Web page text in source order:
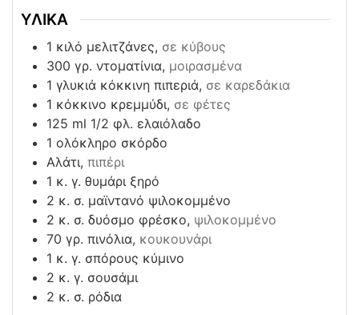
ΥΛΙΚΑ
1 κιλό μελιτζάνες, σε κύβους
300 γρ. ντοματίνια, μοιρασμένα
1 γλυκιά κόκκινη πιπεριά, σε καρεδάκια
1 κόκκινο κρεμμύδι, σε φέτες
125 ml 1/2 φλ. ελαιόλαδο
1 ολόκληρο σκόρδο
Αλάτι, πιπέρι
1 κ. γ. θυμάρι ξηρό
2 κ. σ. μαϊντανό ψιλοκομμένο
2 κ. σ. δυόσμο φρέσκο, ψιλοκομμένο
70 γρ. πινόλια, κουκουνάρι
1 κ. γ. σπόρους κύμινο
2 κ. γ. σουσάμι
2 κ. σ. ρόδια